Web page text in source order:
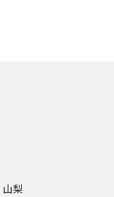
山梨